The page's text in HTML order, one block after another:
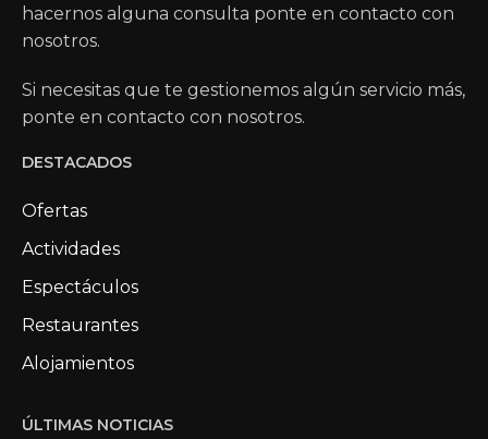
hacernos alguna consulta ponte en contacto con
nosotros.
Si necesitas que te gestionemos algún servicio más,
ponte en contacto con nosotros.
DESTACADOS
Ofertas
Actividades
Espectáculos
Restaurantes
Alojamientos
ÚLTIMAS NOTICIAS